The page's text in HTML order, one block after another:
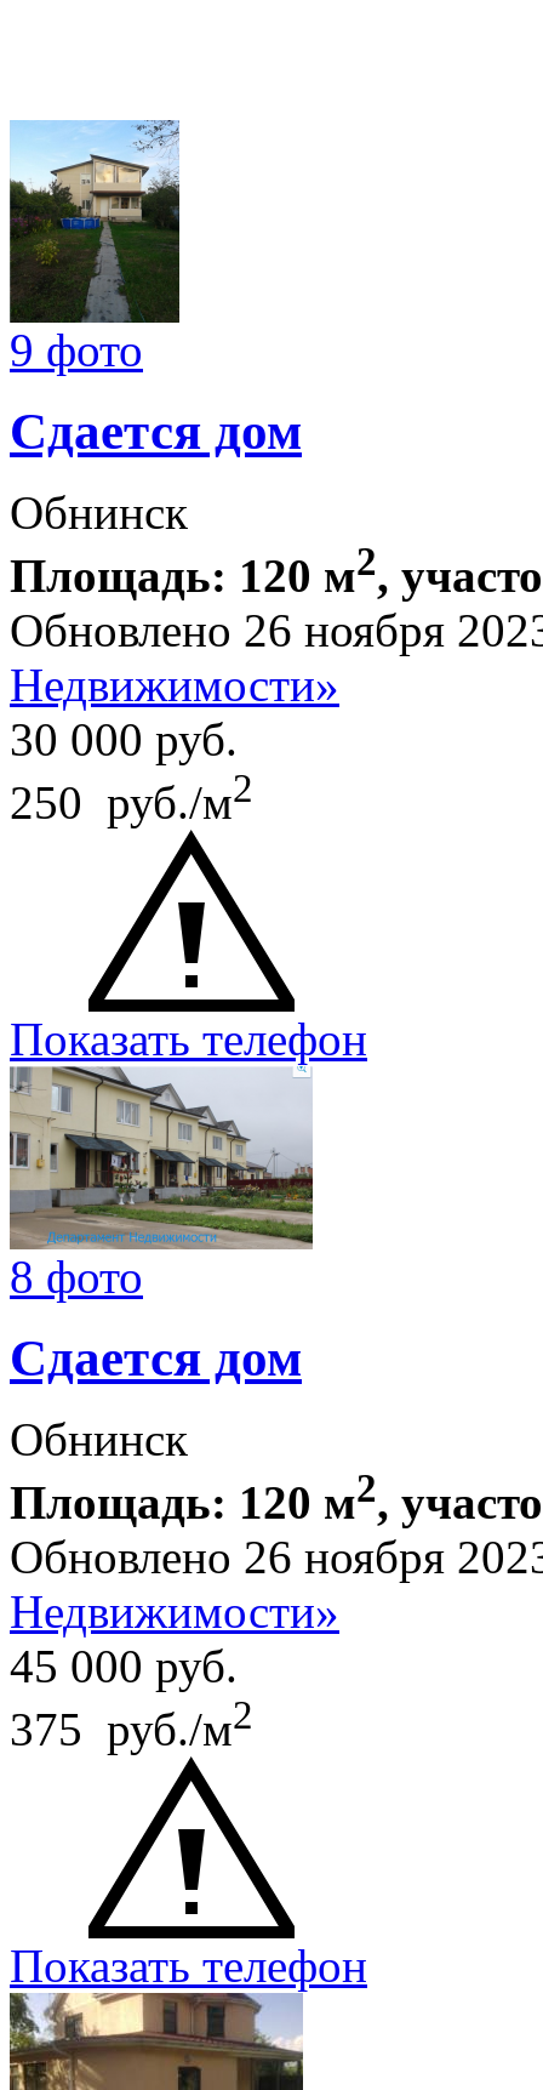
9 фото
Сдается дом
Обнинск
Площадь: 120 м2,
Обновлено 26 ноября
Недвижимости»
30 000 руб.
250 руб./м2
Показать телефон
8 фото
Сдается дом
Обнинск
Площадь: 120 м2,
Обновлено 26 ноября
Недвижимости»
45 000 руб.
375 руб./м2
Показать телефон